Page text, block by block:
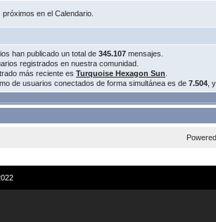
en el Calendario.
han publicado un total de 345.107 mensajes.
registrados en nuestra comunidad.
más reciente es Turquoise Hexagon Sun
de usuarios conectados de forma simultánea es de 7.504 ,